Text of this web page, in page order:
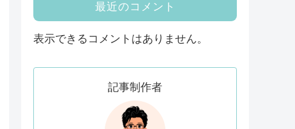
最近のコメント
表示できるコメントはありません。
記事制作者